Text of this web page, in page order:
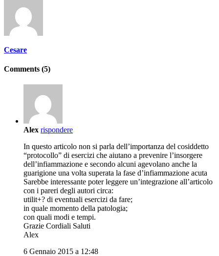
Cesare
Comments (5)
Alex rispondere
In questo articolo non si parla dell’importanza del cosiddetto
“protocollo” di esercizi che aiutano a prevenire l’insorgere
dell’infiammazione e secondo alcuni agevolano anche la
guarigione una volta superata la fase d’infiammazione acuta
Sarebbe interessante poter leggere un’integrazione all’articolo
con i pareri degli autori circa:
utilit+? di eventuali esercizi da fare;
in quale momento della patologia;
con quali modi e tempi.
Grazie Cordiali Saluti
Alex
6 Gennaio 2015 a 12:48